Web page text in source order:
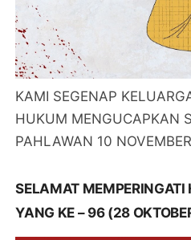
KAMI SEGENAP
HUKUM MENGUCAPKAN
PAHLAWAN 10
SELAMAT
YANG KE – 96 (28